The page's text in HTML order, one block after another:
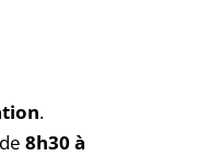
.
8h30 à